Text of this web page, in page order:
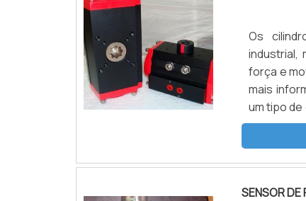
Os
industrial,
força e
mais
um tipo
sob
móvel e
SENSOR DE